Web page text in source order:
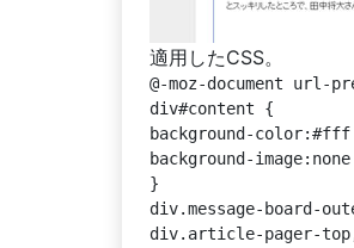
適用したCSS。
@-moz-document
div#content {
background-
background-
}
div.message-board-
div.article-pager-